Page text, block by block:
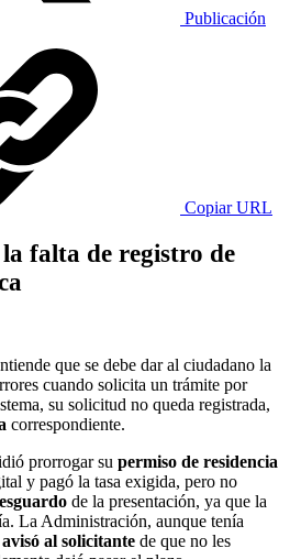
Publicación
Copiar URL
la falta de registro de
que se debe dar al ciudadano la
cuando solicita un trámite por
su solicitud no queda registrada,
correspondiente.
prorrogar su permiso de residencia
y pagó la tasa exigida, pero no
de la presentación, ya que la
La Administración, aunque tenía
al solicitante de que no les